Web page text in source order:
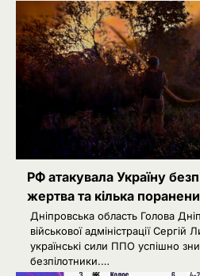
РФ атакувала Україну
жертва та кілька
Дніпровська область Голова
військової адміністрації
українські сили ППО успішно
безпілотники.…